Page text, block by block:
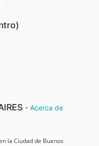
- Acerca de
la Ciudad de Buenos